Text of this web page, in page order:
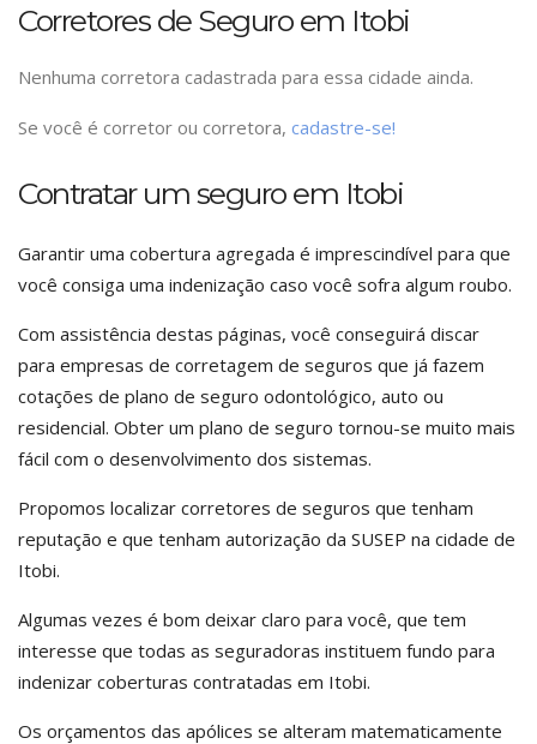
Corretores de Seguro em Itobi
Nenhuma corretora cadastrada para essa cidade ainda.
Se você é corretor ou corretora, cadastre-se!
Contratar um seguro em Itobi
Garantir uma cobertura agregada é imprescindível para que
você consiga uma indenização caso você sofra algum roubo.
Com assistência destas páginas, você conseguirá discar
para empresas de corretagem de seguros que já fazem
cotações de plano de seguro odontológico, auto ou
residencial. Obter um plano de seguro tornou-se muito mais
fácil com o desenvolvimento dos sistemas.
Propomos localizar corretores de seguros que tenham
reputação e que tenham autorização da SUSEP na cidade de
Itobi.
Algumas vezes é bom deixar claro para você, que tem
interesse que todas as seguradoras instituem fundo para
indenizar coberturas contratadas em Itobi.
Os orçamentos das apólices se alteram matematicamente